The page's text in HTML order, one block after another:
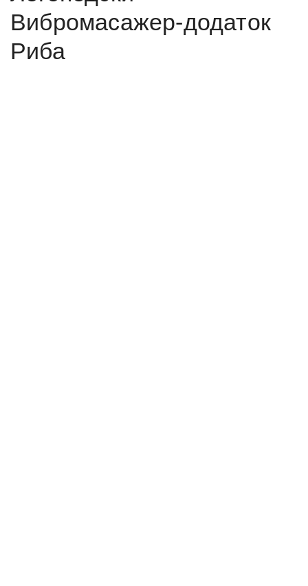
Вибромасажер-додаток
Риба